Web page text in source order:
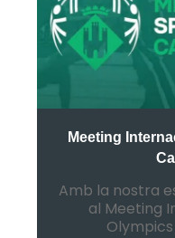
Meeting
Amb la nostra
al Meeting